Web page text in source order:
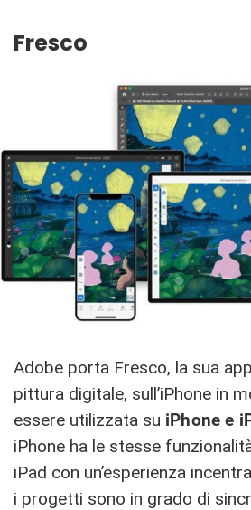
Fresco
Adobe porta Fresco, la sua
pittura digitale, sull’iPhone in
essere utilizzata su iPhone e
‌iPhone‌ ha le stesse
‌iPad‌ con un’esperienza
i progetti sono in grado di